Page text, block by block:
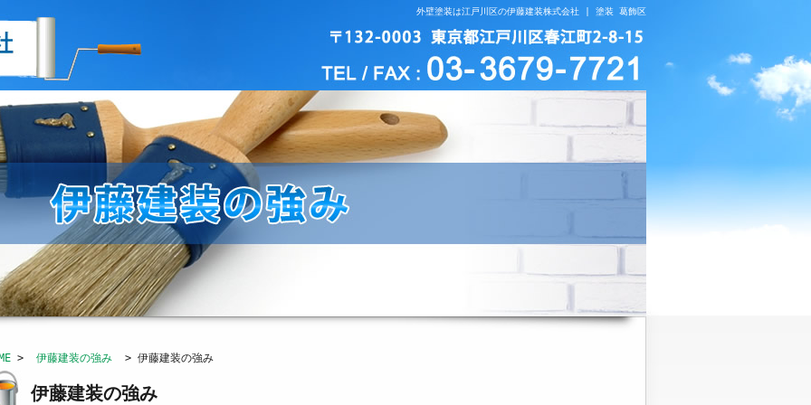
外壁塗装は江戸川区の伊藤建装株式会社 | 塗装 葛飾区
> 伊藤建装の強み > 伊藤建装の強み
伊藤建装の強み